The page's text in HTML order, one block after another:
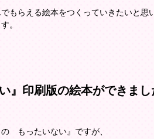
もらえる絵本をつくっていきたいと思
。
』印刷版の絵本ができまし
もったいない』ですが、